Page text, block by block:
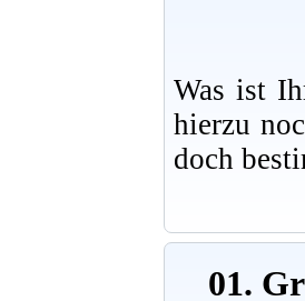
Was ist
hierzu
doch
01.